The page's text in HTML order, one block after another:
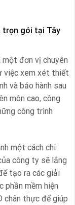
trọn gói tại Tây
đơn vị chuyên
việc xem xét thiết
và bảo hành sau
môn cao, công
công trình
một cách chi
công ty sẽ lắng
tạo ra các giải
phần mềm hiện
chân thực để giúp